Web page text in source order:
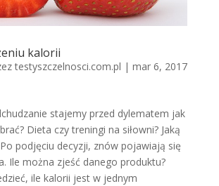
kalorii
testyszczelnosci.com.pl | mar 6, 2017
stajemy przed dylematem jak
Dieta czy treningi na siłowni? Jaką
podjęciu decyzji, znów pojawiają się
Ile można zjeść danego produktu?
ile kalorii jest w jednym